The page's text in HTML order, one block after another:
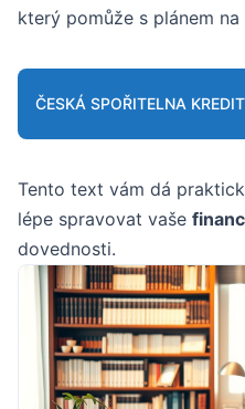
který pomůže s plánem
ČESKÁ SPOŘITELNA
Tento text vám dá
lépe spravovat vaše
dovednosti.